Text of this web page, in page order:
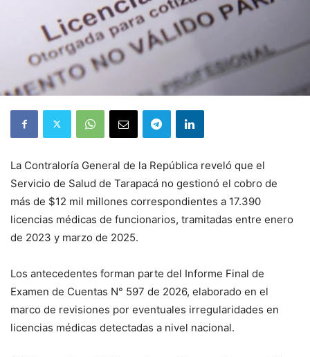
La Contraloría General de la República reveló que el
Servicio de Salud de Tarapacá no gestionó el cobro de
más de $12 mil millones correspondientes a 17.390
licencias médicas de funcionarios, tramitadas entre enero
de 2023 y marzo de 2025.
Los antecedentes forman parte del Informe Final de
Examen de Cuentas N° 597 de 2026, elaborado en el
marco de revisiones por eventuales irregularidades en
licencias médicas detectadas a nivel nacional.